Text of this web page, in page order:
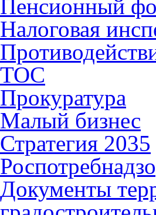
Пенсионный
Налоговая
ТОС
Прокуратура
Малый бизнес
Стратегия 2035
Документы